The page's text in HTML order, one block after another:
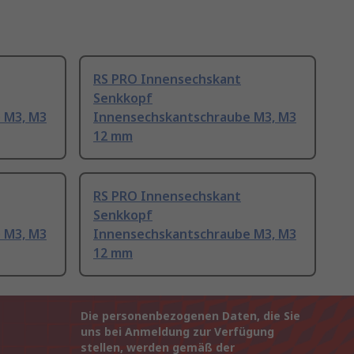
M3
RS PRO Innensechskant
Senkkopf
Innensechskantschraube M3, M3
12 mm
M3
RS PRO Innensechskant
Senkkopf
Innensechskantschraube M3, M3
12 mm
Die personenbezogenen Daten, die Sie
uns bei Anmeldung zur Verfügung
stellen, werden gemäß der